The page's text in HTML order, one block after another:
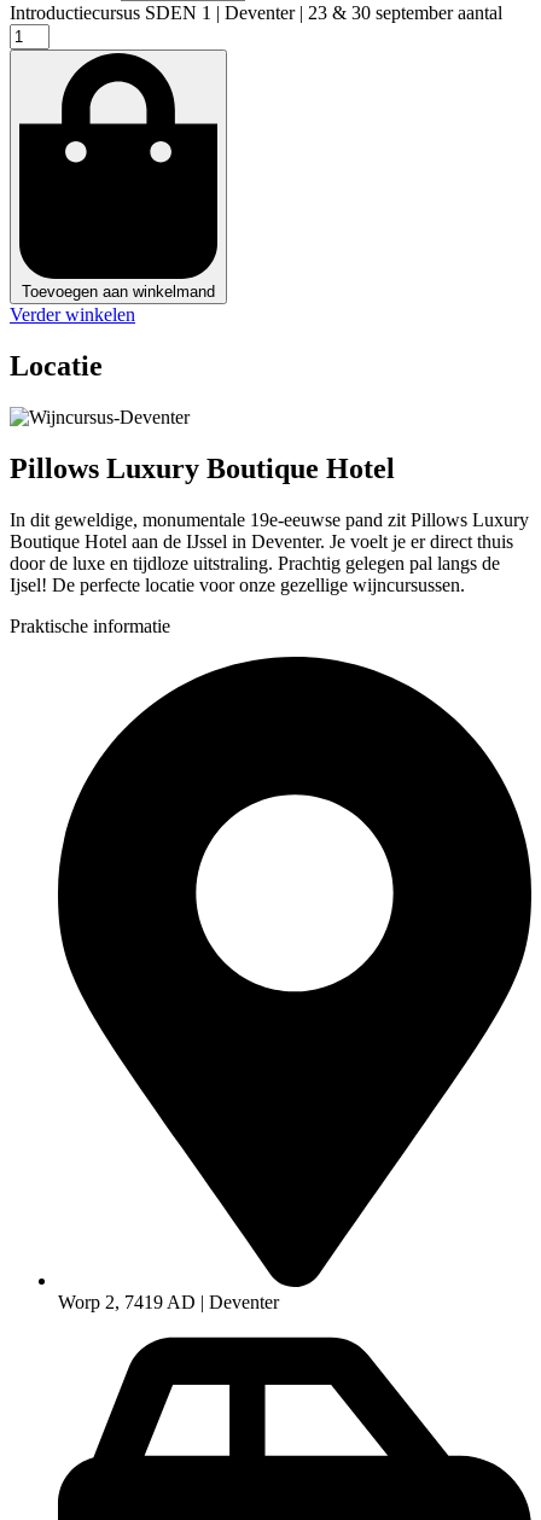
Introductiecursus SDEN 1 | Deventer | 23 & 30 september aantal
Toevoegen aan winkelmand
Verder winkelen
Locatie
Pillows Luxury Boutique Hotel
In dit geweldige, monumentale 19e-eeuwse pand zit Pillows Luxury
Boutique Hotel aan de IJssel in Deventer. Je voelt je er direct thuis
door de luxe en tijdloze uitstraling. Prachtig gelegen pal langs de
Ijsel! De perfecte locatie voor onze gezellige wijncursussen.
Praktische informatie
Worp 2, 7419 AD | Deventer